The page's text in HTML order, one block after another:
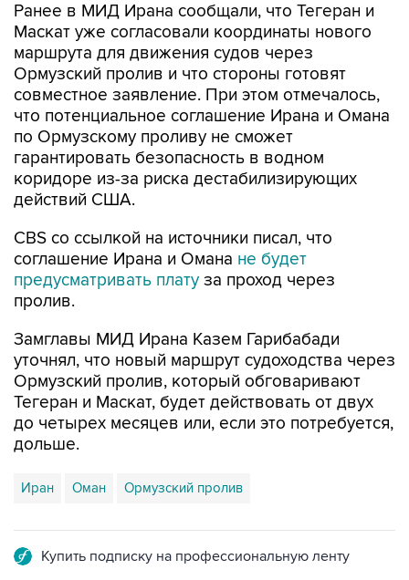
Ранее в МИД Ирана сообщали, что Тегеран и
Маскат уже согласовали координаты нового
маршрута для движения судов через
Ормузский пролив и что стороны готовят
совместное заявление. При этом отмечалось,
что потенциальное соглашение Ирана и Омана
по Ормузскому проливу не сможет
гарантировать безопасность в водном
коридоре из-за риска дестабилизирующих
действий США.
CBS со ссылкой на источники писал, что
соглашение Ирана и Омана не будет
предусматривать плату за проход через
пролив.
Замглавы МИД Ирана Казем Гарибабади
уточнял, что новый маршрут судоходства через
Ормузский пролив, который обговаривают
Тегеран и Маскат, будет действовать от двух
до четырех месяцев или, если это потребуется,
дольше.
Иран Оман Ормузский пролив
Купить подписку на профессиональную ленту